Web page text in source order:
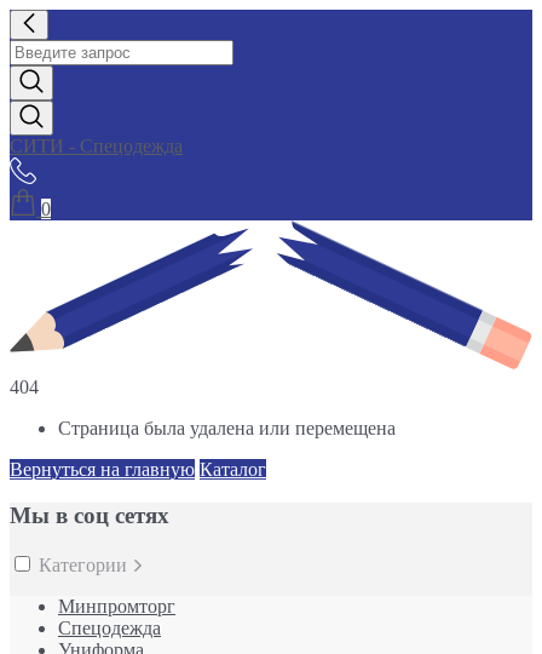
СИТИ - Спецодежда
0
404
Страница была удалена или перемещена
Вернуться на главную Каталог
Мы в соц сетях
Категории
Минпромторг
Спецодежда
Униформа